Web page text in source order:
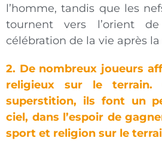
l’homme, tandis que les
tournent vers l’orient
célébration de la vie après
2. De nombreux joueurs
religieux sur le
superstition, ils font un
ciel, dans l’espoir de
sport et religion sur le